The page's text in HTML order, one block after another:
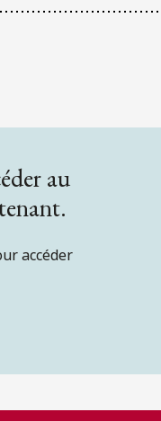
au
accéder